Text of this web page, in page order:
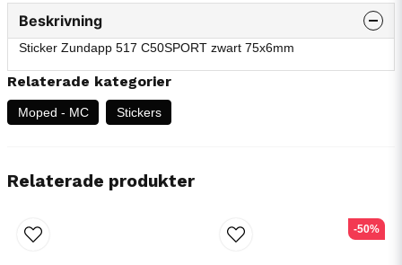
Beskrivning
Sticker Zundapp 517 C50SPORT zwart 75x6mm
Relaterade kategorier
Moped - MC Stickers
Relaterade produkter
-50%